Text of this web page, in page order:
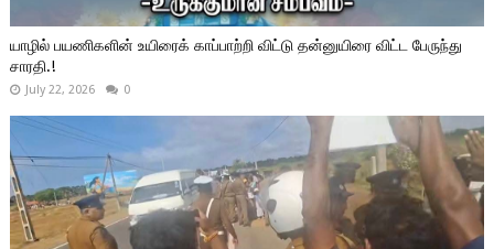
யாழில் பயணிகளின் உயிரைக் காப்பாற்றி விட்டு தன்னுயிரை விட்ட பேருந்து
சாரதி.!
July 22, 2026 0